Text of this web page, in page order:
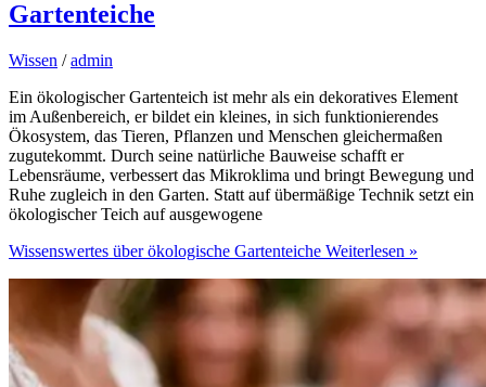
Gartenteiche
Wissen /admin
Ein ökologischer Gartenteich ist mehr als ein dekoratives Element
im Außenbereich, er bildet ein kleines, in sich funktionierendes
Ökosystem, das Tieren, Pflanzen und Menschen gleichermaßen
zugutekommt. Durch seine natürliche Bauweise schafft er
Lebensräume, verbessert das Mikroklima und bringt Bewegung und
Ruhe zugleich in den Garten. Statt auf übermäßige Technik setzt ein
ökologischer Teich auf ausgewogene
Wissenswertes über ökologische Gartenteiche Weiterlesen »